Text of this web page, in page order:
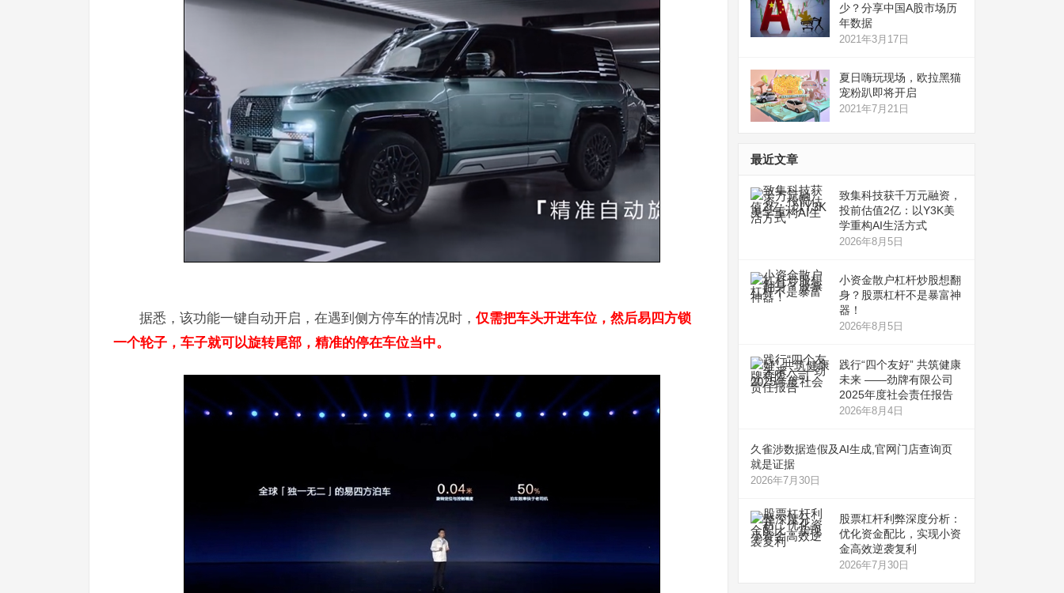
据悉，该功能一键自动开启，在遇到侧方停车的情况时， 仅需把车头开进车位，然后易四方锁
一个轮子，车子就可以旋转尾部，精准的停在车位当中。
少？分享中国A股市场历
年数据
2021年3月17日
夏日嗨玩现场，欧拉黑猫
宠粉趴即将开启
2021年7月21日
最近文章
致集科技获千万元融资，
投前估值2亿：以Y3K美
学重构AI生活方式
2026年8月5日
小资金散户杠杆炒股想翻
身？股票杠杆不是暴富神
器！
2026年8月5日
践行“四个友好” 共筑健康
未来 ——劲牌有限公司
2025年度社会责任报告
2026年8月4日
久雀涉数据造假及AI生成,官网门店查询页
就是证据
2026年7月30日
股票杠杆利弊深度分析：
优化资金配比，实现小资
金高效逆袭复利
2026年7月30日